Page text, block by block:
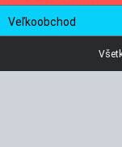
Veľkoobchod